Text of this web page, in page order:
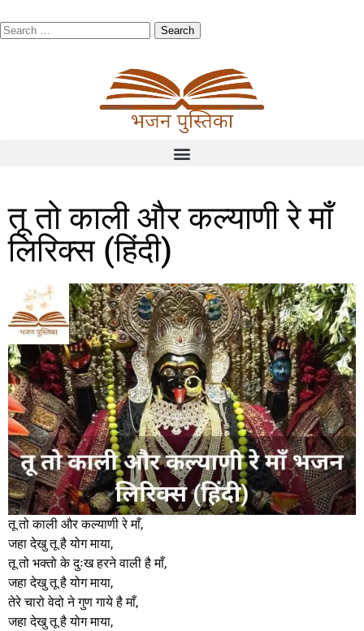
तू तो काली और कल्याणी रे माँ
लिरिक्स (हिंदी)
तू तो काली और कल्याणी रे माँ,
जहा देखु तू है योग माया,
तू तो भक्तो के दुःख हरने वाली है माँ,
जहा देखु तू है योग माया,
तेरे चारो वेदो ने गुण गाये है माँ,
जहा देखु तू है योग माया,